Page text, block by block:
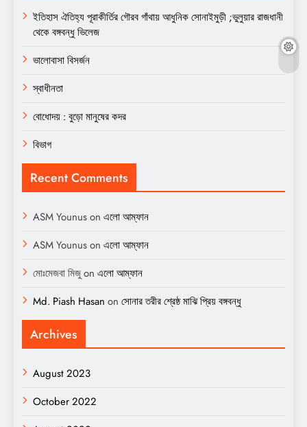
ইতিহাস ঐতিহ্য পূরাকীর্তির গৌরব গাঁথায় আধুনিক সোনাইমুড়ী ;ভুলুয়ার রাজধানী
থেকে বঙ্গবন্ধু ভিলেজ
ভালোবাসা বিসর্জন
স্বাধীনতা
বোধোদয় : বুড়ো মানুষের কদর
বিভাগ
Recent Comments
ASM Younuson এলো আম্ফান
ASM Younuson এলো আম্ফান
মোঃমেজবা মিজুon এলো আম্ফান
Md. Piash Hasan on সোনার তরীর শ্রেষ্ঠ মাঝি প্রিয় বঙ্গবন্ধু
Archives
August 2023
October 2022